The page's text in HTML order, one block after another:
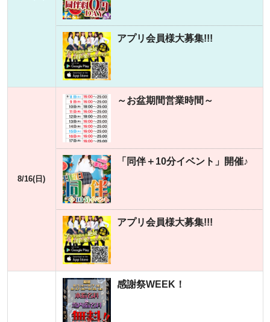
アプリ会員様大募集!!!
8/16(日)
～お盆期間営業時間～
「同伴＋10分イベント」開催♪
アプリ会員様大募集!!!
感謝祭WEEK！